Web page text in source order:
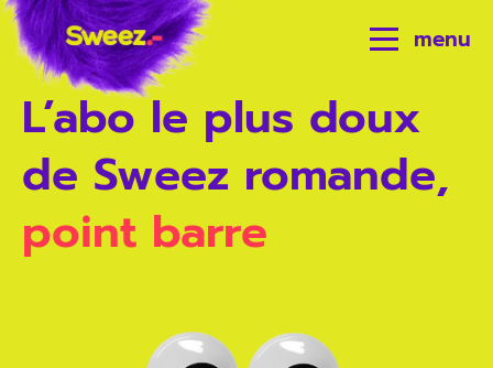
menu
L’abo le plus doux
de Sweez romande,
point barre